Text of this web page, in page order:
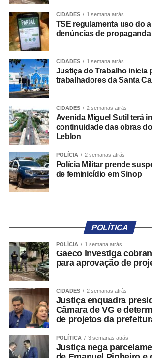
tornando mais ágil o encaminhamento
sobre eventuais irregularidades.
Como funcionará o Pardal
De acordo com a portaria, o sistema será
três módulos:
– Pardal Móvel: aplicativo gratuito
smartphones e tablets nas plataformas
Store;
– Pardal ADM: ambiente de uso
Eleitoral para gestão de dados
denúncias relativas à respectiva
– Pardal Web: plataforma destinada ao
de estatísticas das denúncias registradas.
norma, contudo, assegura que a
denunciante permanecerá protegida por
independentemente da forma de
Classificação das denúncias
Ao registrar uma nova denúncia, a
informar a descrição da suposta
seguida, um agente automatizado fará
preliminar da ocorrência em duas
eleitoral irregular na internet e outras
propaganda eleitoral irregular.
CIDADES 1 semana atrás
TSE regulamenta uso do
denúncias de
CIDADES 1 semana atrás
Justiça do Trabalho inicia
trabalhadores da Santa
CIDADES 2 semanas atrás
Avenida Miguel Sutil terá
continuidade das obras
Leblon
POLÍCIA 2 semanas atrás
Polícia Militar prende
de feminicídio em Sinop
POLÍTICA
POLÍCIA 1 semana atrás
Gaeco investiga
para aprovação de
CIDADES 2 semanas atrás
Justiça enquadra
Câmara de VG e
de projetos da
POLÍTICA 3 semanas atrás
Justiça nega